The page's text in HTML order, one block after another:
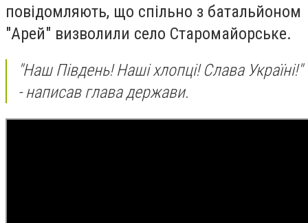
повідомляють, що спільно з батальйоном
"Арей" визволили село Старомайорське.
"Наш Південь! Наші хлопці! Слава Україні!"
- написав глава держави.